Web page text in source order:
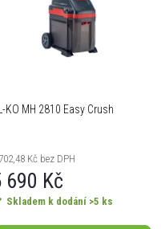
KO MH 2810 Easy Crush
Kč bez DPH
690 Kč
Skladem k dodání >5 ks